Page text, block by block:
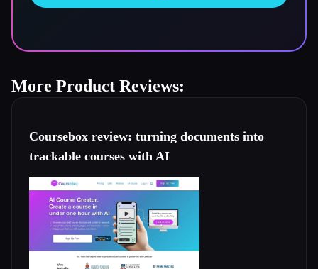
More Product Reviews:
Coursebox review: turning documents into
trackable courses with AI